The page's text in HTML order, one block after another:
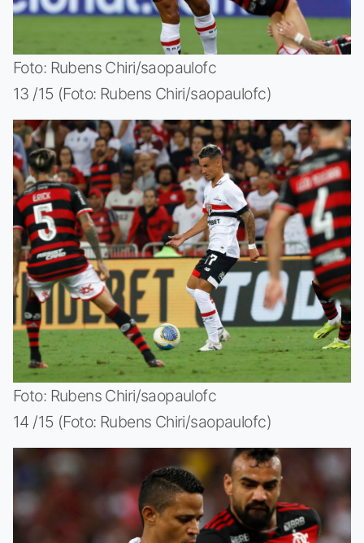
Foto: Rubens Chiri/saopaulofc
13 /15 (Foto: Rubens Chiri/saopaulofc)
Foto: Rubens Chiri/saopaulofc
14 /15 (Foto: Rubens Chiri/saopaulofc)